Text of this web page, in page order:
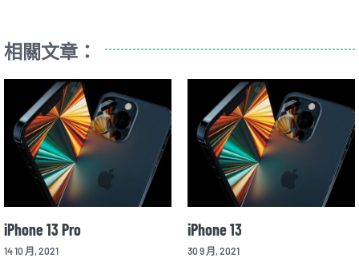
相關文章：
Sony Xperia 1 II
25 3 月, 2020
iPhone 13 mini
14 10 月, 2021